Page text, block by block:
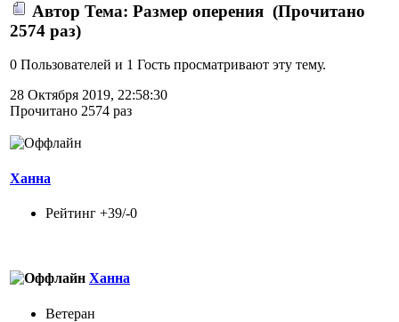
Автор Тема: Размер оперения (Прочитано
2574 раз)
0 Пользователей и 1 Гость просматривают эту тему.
28 Октября 2019, 22:58:30
Прочитано 2574 раз
Ханна
Рейтинг +39/-0
Ханна
Ветеран